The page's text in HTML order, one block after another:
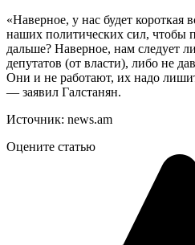
«Наверное, у нас будет короткая
наших политических сил, чтобы
дальше? Наверное, нам следует
депутатов (от власти), либо не
Они и не работают, их надо
— заявил Галстанян.
Источник: news.am
Оцените статью